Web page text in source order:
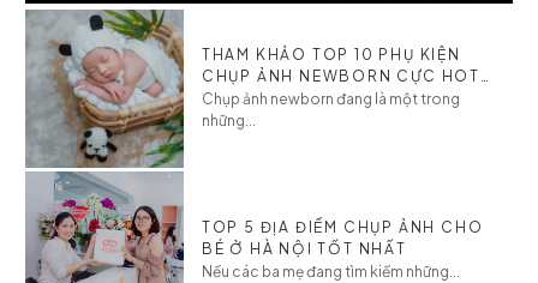
THAM KHẢO TOP 10 PHỤ KIỆN
CHỤP ẢNH NEWBORN CỰC HOT
CHO BÉ
Chụp ảnh newborn đang là một trong
những...
TOP 5 ĐỊA ĐIỂM CHỤP ẢNH CHO
BÉ Ở HÀ NỘI TỐT NHẤT
Nếu các ba mẹ đang tìm kiếm những...